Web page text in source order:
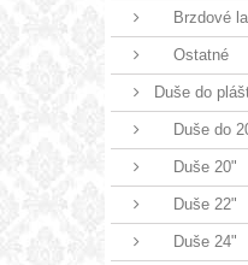
Brzdové
Ostatné
Duše do
Duše do
Duše 20"
Duše 22"
Duše 24"